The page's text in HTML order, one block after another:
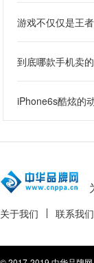
游戏不仅仅是王
到底哪款手机卖
iPhone6s酷炫的
关于我们 联系我们